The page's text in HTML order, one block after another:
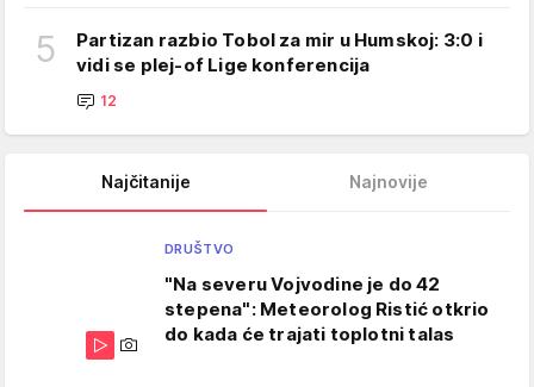
5
Partizan razbio Tobol za mir u Humskoj: 3:0 i
vidi se plej-of Lige konferencija
12
Najčitanije Najnovije
DRUŠTVO
"Na severu Vojvodine je do 42
stepena": Meteorolog Ristić otkrio
do kada će trajati toplotni talas